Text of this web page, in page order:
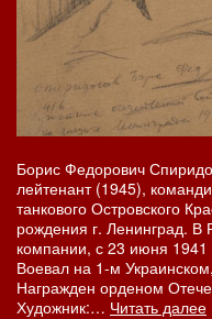
Борис Федорович
лейтенант (1945),
танкового Островского
рождения г. Ленинград. В
компании, с 23 июня
Воевал на 1-м
Награжден орденом
Художник:… Читать далее